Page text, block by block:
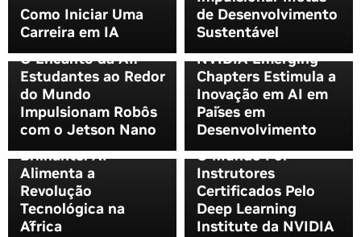
Como Iniciar Uma
Carreira em IA
de Desenvolvimento
Sustentável
O Encanto da AI:
Estudantes ao Redor
do Mundo
Impulsionam Robôs
com o Jetson Nano
Maravilhas do
Mundo: O Programa
NVIDIA Emerging
Chapters Estimula a
Inovação em AI em
Países em
Desenvolvimento
O Continente
Brilhante: AI
Alimenta a
Revolução
Tecnológica na
África
Novas
Oportunidades de
Treinamento Agora
Disponíveis Em Todo
O Mundo Por
Instrutores
Certificados Pelo
Deep Learning
Institute da NVIDIA